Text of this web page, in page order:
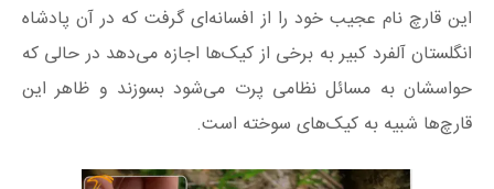
این قارچ نام عجیب خود را از افسانه‌ای گرفت که در آن پادشاه
انگلستان آلفرد کبیر به برخی از کیک‌ها اجازه می‌دهد در حالی که
حواسشان به مسائل نظامی پرت می‌شود بسوزند و ظاهر این
قارچ‌ها شبیه به کیک‌های سوخته است.